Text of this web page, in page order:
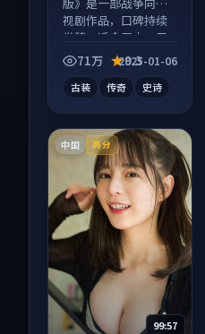
视剧作品，口碑持续
发酵，适合周末一口
气刷完。
71万 9.3
2025-01-06
古装 传奇 史诗
中国 高分
99:57